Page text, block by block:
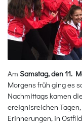
Am Samstag, den 11.
Morgens früh ging es
Nachmittags kamen
ereignisreichen
Erinnerungen, in